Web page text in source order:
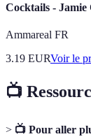
Cocktails -
Ammareal FR
3.19 EURVoir le
📺
> 📺 Pour aller